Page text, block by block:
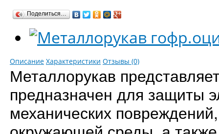
Поделиться…
Описание Характеристики Отзывы (0)
Металлорукав
предназначен для защиты
механических